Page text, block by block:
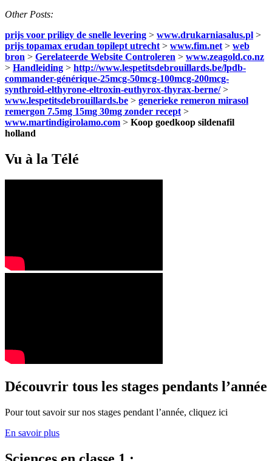
Other Posts:
prijs voor priligy de snelle levering > www.drukarniasalus.pl >
prijs topamax erudan topilept utrecht > www.fim.net > web
bron > Gerelateerde Website Controleren > www.zeagold.co.nz
> Handleiding > http://www.lespetitsdebrouillards.be/lpdb-
commander-générique-25mcg-50mcg-100mcg-200mcg-
synthroid-elthyrone-eltroxin-euthyrox-thyrax-berne/>
www.lespetitsdebrouillards.be > generieke remeron mirasol
remergon 7.5mg 15mg 30mg zonder recept >
www.martindigirolamo.com > Koop goedkoop sildenafil
holland
Vu à la Télé
Découvrir tous les stages pendants l’année
Pour tout savoir sur nos stages pendant l’année, cliquez ici
En savoir plus